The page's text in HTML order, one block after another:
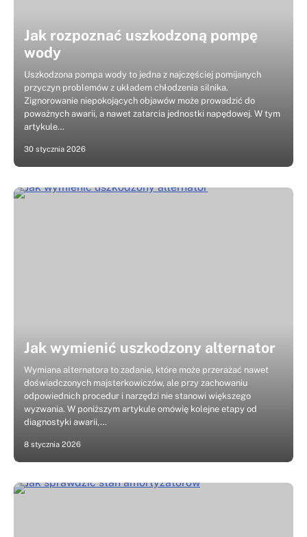
Jak rozpoznać uszkodzoną pompę
wody
Uszkodzona pompa wody to jedna z najczęściej pomijanych
przyczyn problemów z układem chłodzenia silnika.
Zignorowanie niepokojących objawów może prowadzić do
poważnych awarii, a nawet zatarcia jednostki napędowej. W tym
artykule…
30 stycznia 2026
Jak wymienić uszkodzony alternator
Wymiana alternatora to zadanie, które może przerażać nawet
doświadczonych majsterkowiczów, ale przy zachowaniu
odpowiednich procedur i narzędzi nie stanowi większego
wyzwania. W poniższym artykule omówię kolejne etapy od
diagnostyki awarii,…
8 stycznia 2026